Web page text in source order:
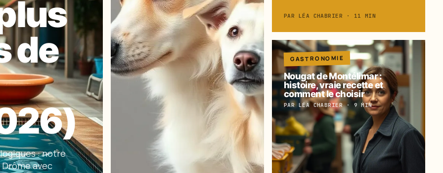
de
: notre
avec
PAR LÉA CHABRIER · 11 MIN
GASTRONOMIE
Nougat de Montélimar :
histoire, vraie recette et
comment le choisir
PAR LÉA CHABRIER · 9 MIN